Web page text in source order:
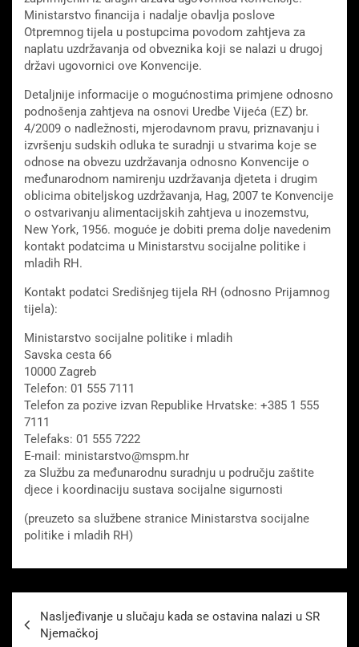
Ministarstvo financija i nadalje obavlja poslove
Otpremnog tijela u postupcima povodom zahtjeva za
naplatu uzdržavanja od obveznika koji se nalazi u drugoj
državi ugovornici ove Konvencije.
Detaljnije informacije o mogućnostima primjene odnosno
podnošenja zahtjeva na osnovi Uredbe Vijeća (EZ) br.
4/2009 o nadležnosti, mjerodavnom pravu, priznavanju i
izvršenju sudskih odluka te suradnji u stvarima koje se
odnose na obvezu uzdržavanja odnosno Konvencije o
međunarodnom namirenju uzdržavanja djeteta i drugim
oblicima obiteljskog uzdržavanja, Hag, 2007 te Konvencije
o ostvarivanju alimentacijskih zahtjeva u inozemstvu,
New York, 1956. moguće je dobiti prema dolje navedenim
kontakt podatcima u Ministarstvu socijalne politike i
mladih RH.
Kontakt podatci Središnjeg tijela RH (odnosno Prijamnog
tijela):
Ministarstvo socijalne politike i mladih
Savska cesta 66
10000 Zagreb
Telefon: 01 555 7111
Telefon za pozive izvan Republike Hrvatske: +385 1 555
7111
Telefaks: 01 555 7222
E-mail: ministarstvo@mspm.hr
za Službu za međunarodnu suradnju u području zaštite
djece i koordinaciju sustava socijalne sigurnosti
(preuzeto sa službene stranice Ministarstva socijalne
politike i mladih RH)
Nasljeđivanje u slučaju kada se ostavina nalazi u SR
Njemačkoj